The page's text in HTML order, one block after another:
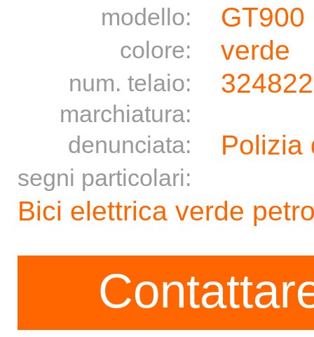
modello: GT900
colore: verde
num. telaio:
marchiatura:
denunciata:
Polizia
segni particolari:
Bici elettrica verde